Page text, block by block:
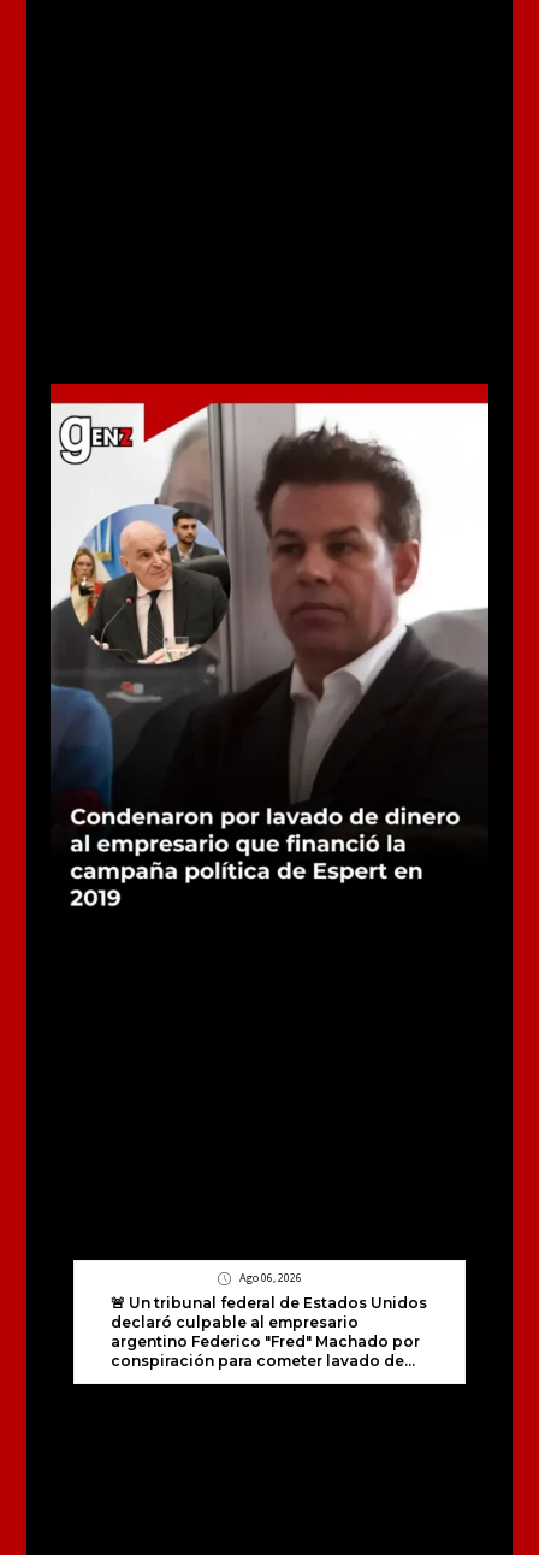
Ago 06, 2026
🚨 Un tribunal federal de Estados Unidos
declaró culpable al empresario
argentino Federico "Fred" Machado por
conspiración para cometer lavado de...